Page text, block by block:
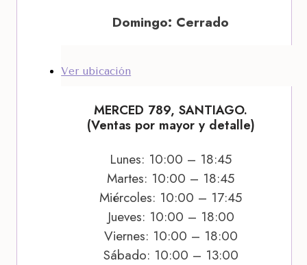
Domingo: Cerrado
Ver ubicación
MERCED 789, SANTIAGO.
(Ventas por mayor y detalle)
Lunes: 10:00 – 18:45
Martes: 10:00 – 18:45
Miércoles: 10:00 – 17:45
Jueves: 10:00 – 18:00
Viernes: 10:00 – 18:00
Sábado: 10:00 – 13:00